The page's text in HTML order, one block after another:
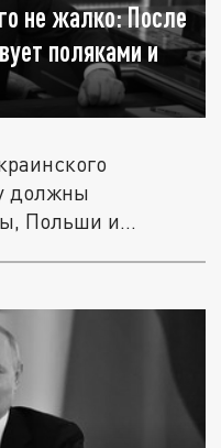
не жалко: После
поляками и
должны
Польши и